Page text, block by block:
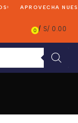
APROVECHA
0 / S/ 0.00